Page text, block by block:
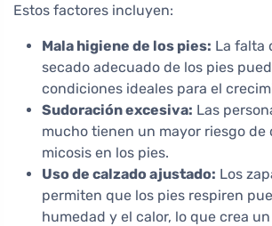
Estos factores incluyen:
Mala higiene de los pies: La falta
secado adecuado de los pies
condiciones ideales para el
Sudoración excesiva: Las
mucho tienen un mayor riesgo de
micosis en los pies.
Uso de calzado ajustado: Los
permiten que los pies respiren
humedad y el calor, lo que crea